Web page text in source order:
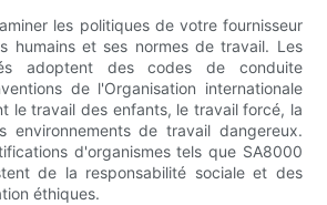
les politiques de votre fournisseur
humains et ses normes de travail. Les
adoptent des codes de conduite
de l'Organisation internationale
le travail des enfants, le travail forcé, la
environnements de travail dangereux.
d'organismes tels que SA8000
de la responsabilité sociale et des
éthiques.